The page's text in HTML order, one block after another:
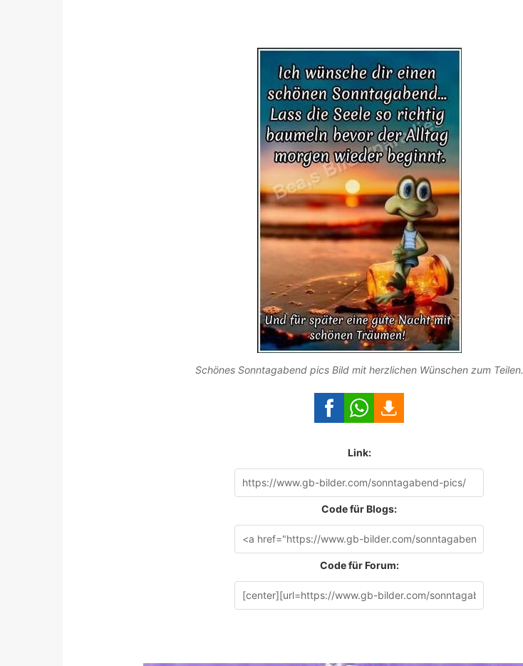
Schönes Sonntagabend pics Bild mit herzlichen Wünschen zum Teilen.
Link:
Code für Blogs:
Code für Forum: